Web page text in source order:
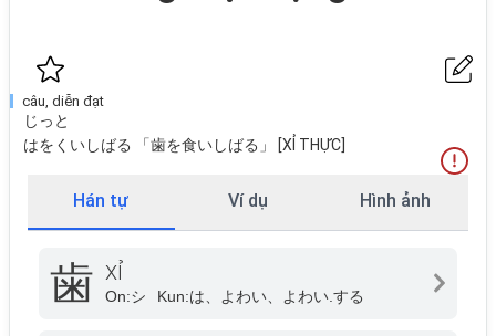
câu, diễn đạt
じっと
はをくいしばる 「歯を食いしばる」 [XỈ THỰC]
Hán tự Ví dụ Hình ảnh
歯 XỈ
On:シ Kun:は、よわい、よわい.する